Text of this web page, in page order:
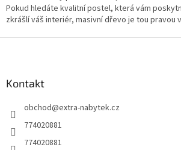
Pokud hledáte kvalitní postel, která vám
zkrášlí váš interiér, masivní dřevo je tou pravou
Kontakt
obchod@extra-nabytek.cz
774020881
774020881